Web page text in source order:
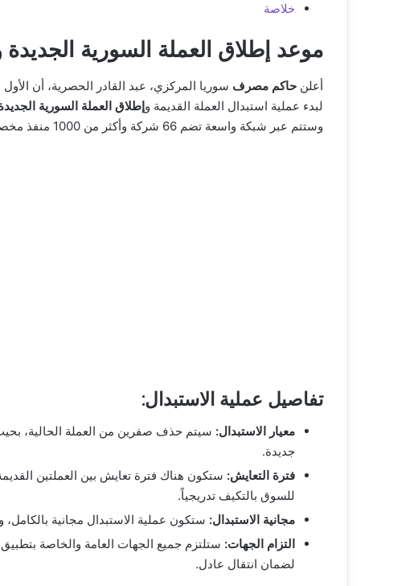
خلاصة
موعد إطلاق العملة السورية الجديدة
أعلن حاكم مصرف
لبدء عملية استبدال العملة القديمة وإطلاق العملة السورية
وستتم عبر شبكة واسعة تضم 66 شركة وأكثر من 1000 منفذ مخصص لضمان وصول الخدمة لجميع المواطنين بسهولة.
تفاصيل عملية الاستبدال:
معيار الاستبدال:
جديدة.
فترة التعايش:
للسوق بالتكيف تدريجياً.
مجانية الاستبدال: ستكون عملية الاستبدال مجانية
التزام الجهات: ستلتزم جميع الجهات العامة والخاصة بتطبيق
لضمان انتقال عادل.